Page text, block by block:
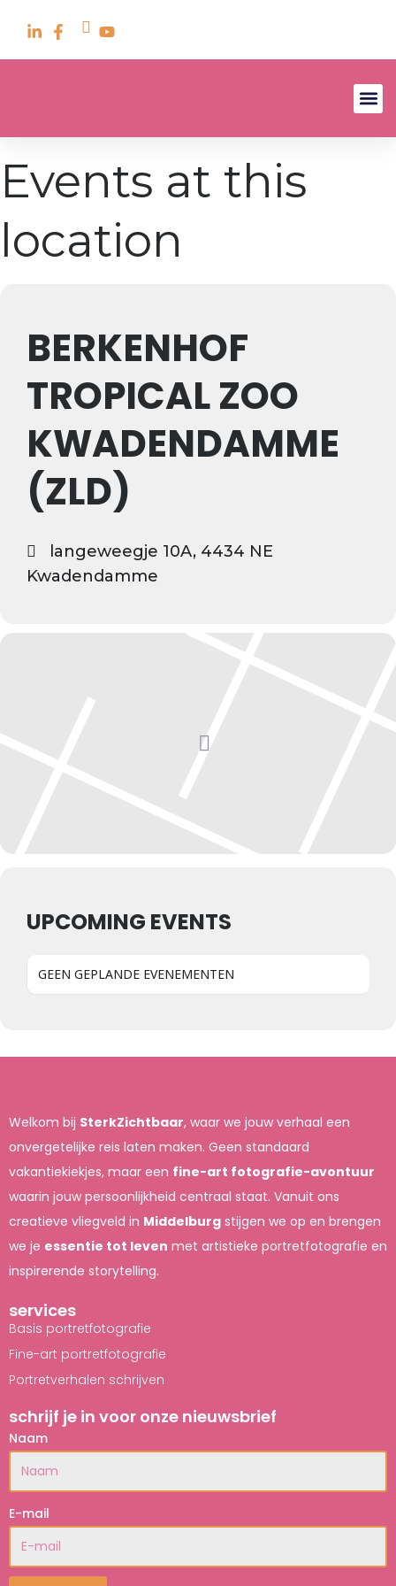
Events at this
location
BERKENHOF
TROPICAL ZOO
KWADENDAMME
(ZLD)
langeweegje 10A, 4434 NE
Kwadendamme
UPCOMING EVENTS
GEEN GEPLANDE EVENEMENTEN
Welkom bij SterkZichtbaar, waar we jouw verhaal een
onvergetelijke reis laten maken. Geen standaard
vakantiekiekjes, maar een fine-art fotografie-avontuur
waarin jouw persoonlijkheid centraal staat. Vanuit ons
creatieve vliegveld in Middelburg stijgen we op en brengen
we je essentie tot leven met artistieke portretfotografie en
inspirerende storytelling.
services
Basis portretfotografie
Fine-art portretfotografie
Portretverhalen schrijven
schrijf je in voor onze nieuwsbrief
Naam
E-mail